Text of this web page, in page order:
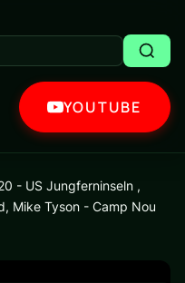
YOUTUBE
- US Jungferninseln ,
Mike Tyson - Camp Nou